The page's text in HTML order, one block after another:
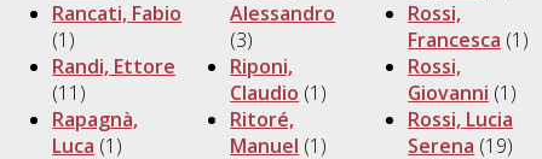
Rancati, Fabio
(1)
Randi, Ettore
(11)
Rapagnà,
Luca (1)
Alessandro
(3)
Riponi,
Claudio (1)
Ritoré,
Manuel (1)
Rossi,
Francesca (1)
Rossi,
Giovanni (1)
Rossi, Lucia
Serena (19)